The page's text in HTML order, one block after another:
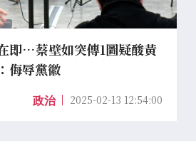
即…蔡壁如突傳1圖疑酸黃
侮辱黨徽
政治 2025-02-13 12:54:00